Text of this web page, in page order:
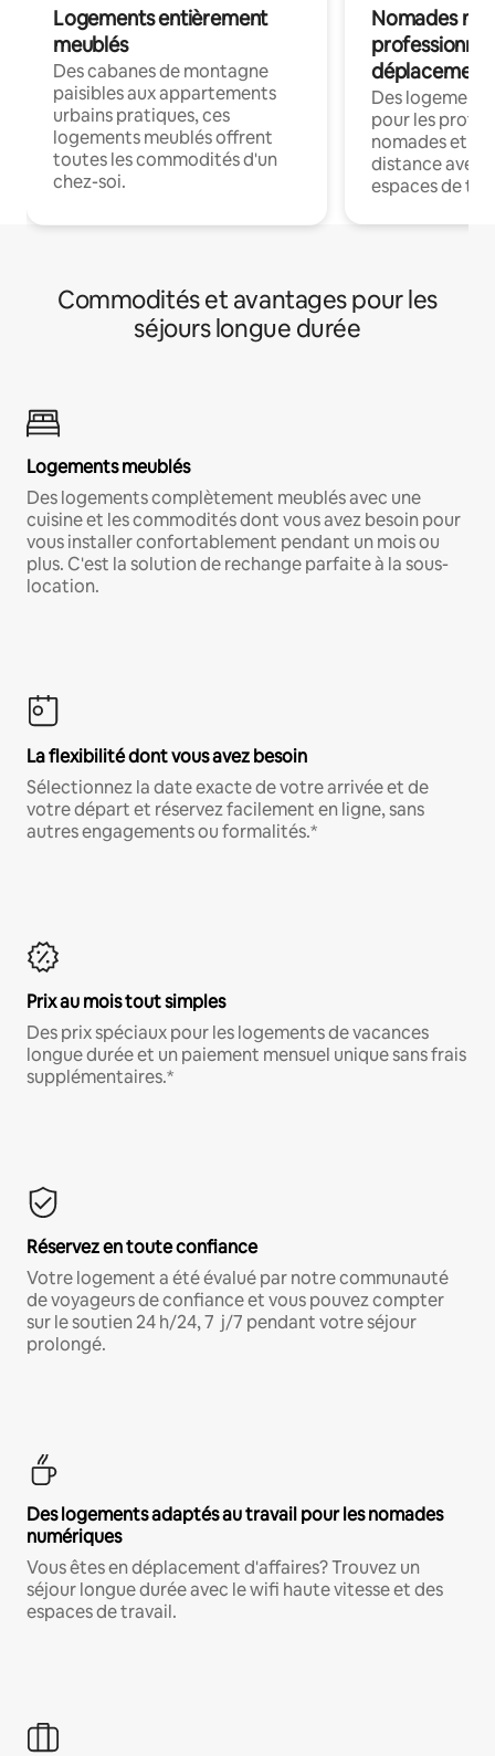
Logements entièrement
meublés
Des cabanes de montagne
paisibles aux appartements
urbains pratiques, ces
logements meublés offrent
toutes les commodités d'un
chez-soi.
Nomades
déplacement
Des
pour les
nomades et
distance avec
espaces de
Commodités et avantages pour les
séjours longue durée
Logements meublés
Des logements complètement meublés avec une
cuisine et les commodités dont vous avez besoin pour
vous installer confortablement pendant un mois ou
plus. C'est la solution de rechange parfaite à la sous-
location.
La flexibilité dont vous avez besoin
Sélectionnez la date exacte de votre arrivée et de
votre départ et réservez facilement en ligne, sans
autres engagements ou formalités.*
Prix au mois tout simples
Des prix spéciaux pour les logements de vacances
longue durée et un paiement mensuel unique sans frais
supplémentaires.*
Réservez en toute confiance
Votre logement a été évalué par notre communauté
de voyageurs de confiance et vous pouvez compter
sur le soutien 24 h/24, 7 j/7 pendant votre séjour
prolongé.
Des logements adaptés au travail pour les nomades
numériques
Vous êtes en déplacement d'affaires? Trouvez un
séjour longue durée avec le wifi haute vitesse et des
espaces de travail.